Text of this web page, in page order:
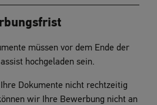
müssen vor dem Ende der
hochgeladen sein.
Dokumente nicht rechtzeitig
wir Ihre Bewerbung nicht an